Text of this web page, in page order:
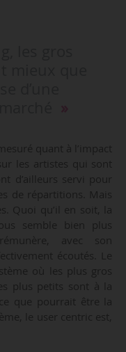
quant à l’impact
les artistes qui sont
d’ailleurs servi pour
de répartitions. Mais
Quoi qu’il en soit, la
semble bien plus
avec son
écoutés. Le
où les plus gros
plus petits sont à la
que pourrait être la
le user centric est,